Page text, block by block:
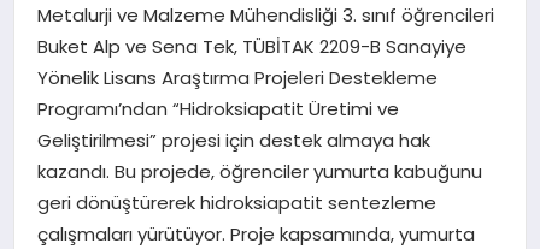
SPOR
EKONOMI
MAGAZIN
OTOMOBIL
Metalurji ve Malzeme Mühendisliği 3. sınıf öğrencileri
Buket Alp ve Sena Tek, TÜBİTAK 2209-B Sanayiye
Yönelik Lisans Araştırma Projeleri Destekleme
Programı’ndan “Hidroksiapatit Üretimi ve
Geliştirilmesi” projesi için destek almaya hak
kazandı. Bu projede, öğrenciler yumurta kabuğunu
geri dönüştürerek hidroksiapatit sentezleme
çalışmaları yürütüyor. Proje kapsamında, yumurta